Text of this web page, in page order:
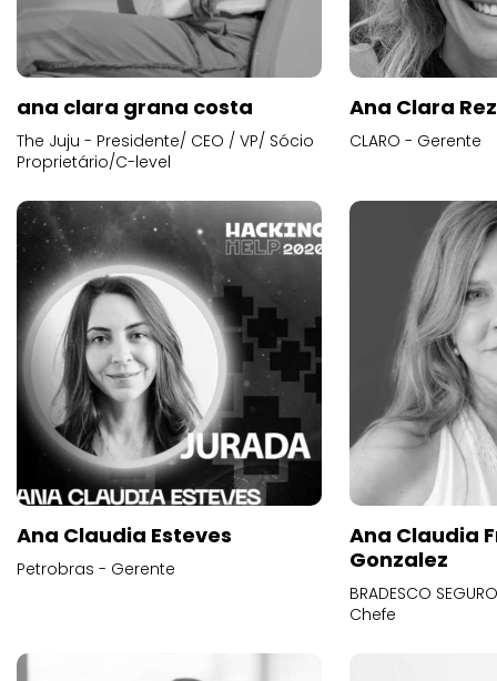
ana clara grana costa
The Juju - Presidente/ CEO / VP/ Sócio
Proprietário/C-level
Ana Clara
CLARO - Gerente
Ana Claudia Esteves
Petrobras - Gerente
Ana Claudia
Gonzalez
BRADESCO
Chefe